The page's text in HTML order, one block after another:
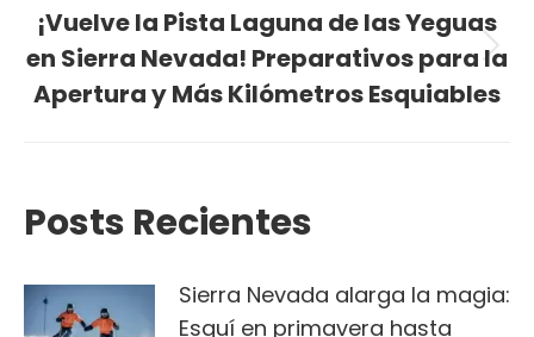
Next
post:
¡Vuelve la Pista Laguna de las Yeguas
en Sierra Nevada! Preparativos para la
Apertura y Más Kilómetros Esquiables
Posts Recientes
Sierra Nevada alarga la magia:
Esquí en primavera hasta